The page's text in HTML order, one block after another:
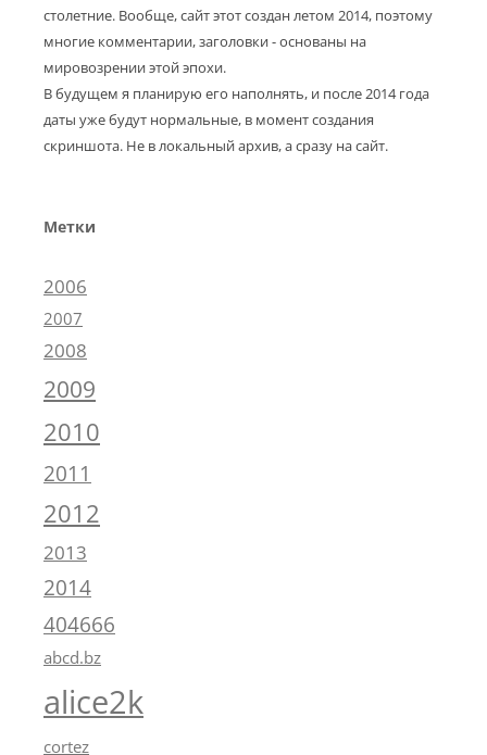
столетние. Вообще, сайт этот создан летом 2014, поэтому
многие комментарии, заголовки - основаны на
мировозрении этой эпохи.
В будущем я планирую его наполнять, и после 2014 года
даты уже будут нормальные, в момент создания
скриншота. Не в локальный архив, а сразу на сайт.
Метки
2006
2007
2008
2009
2010
2011
2012
2013
2014
404666
abcd.bz
alice2k
cortez